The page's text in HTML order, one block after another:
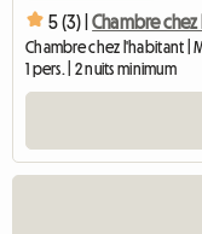
5 (3) | Chambre chez
Chambre chez l'habitant |
1 pers. | 2 nuits minimum